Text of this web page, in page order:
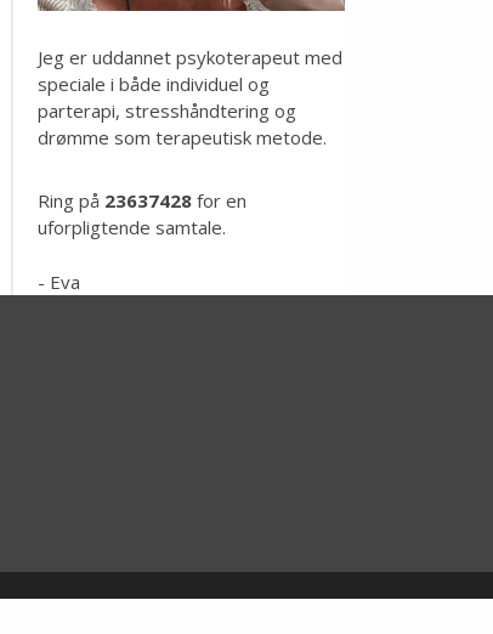
Jeg er uddannet psykoterapeut med
speciale i både individuel og
parterapi, stresshåndtering og
drømme som terapeutisk metode.
Ring på 23637428 for en
uforpligtende samtale.
- Eva